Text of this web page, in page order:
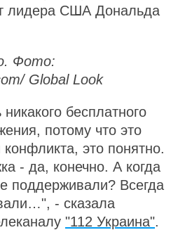
лидера США Дональда
Фото:
Global Look
бесплатного
потому что это
конфликта, это понятно.
- да, конечно. А когда
поддерживали? Всегда
- сказала
"112 Украина".